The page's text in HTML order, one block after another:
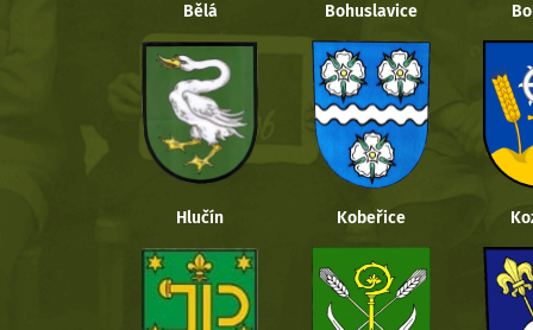
Bělá Bohuslavice
Hlučín Kobeřice